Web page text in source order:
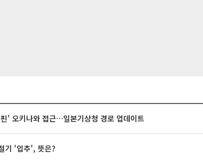
' 오키나와 접근…일본기상청 경로 업데이트
기 '입추', 뜻은?